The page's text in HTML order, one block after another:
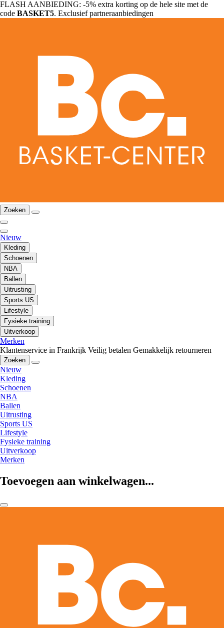
FLASH AANBIEDING: -5% extra korting op de hele site met de
code BASKET5. Exclusief partneraanbiedingen
Zoeken
Nieuw
Kleding
Schoenen
NBA
Ballen
Uitrusting
Sports US
Lifestyle
Fysieke training
Uitverkoop
Merken
Klantenservice in Frankrijk Veilig betalen Gemakkelijk retourneren
Zoeken
Nieuw
Kleding
Schoenen
NBA
Ballen
Uitrusting
Sports US
Lifestyle
Fysieke training
Uitverkoop
Merken
Toevoegen aan winkelwagen...